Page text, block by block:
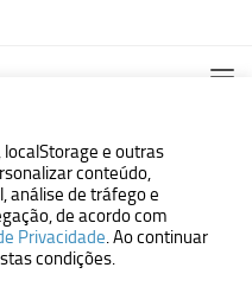
© 2026. Todos Direitos
theHueman theme
e outras
conteúdo,
análise de tráfego e
de acordo com
Privacidade. Ao continuar
condições.